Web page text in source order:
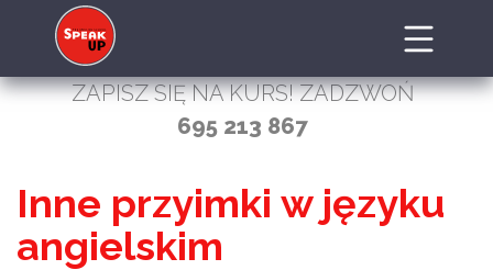
ZAPISZ SIĘ NA KURS! ZADZWOŃ
695 213 867
Inne przyimki w języku
angielskim